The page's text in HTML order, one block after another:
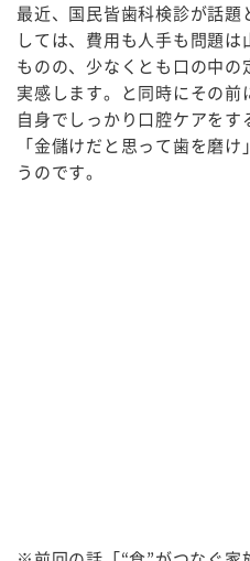
最近、国民皆歯科検診が話
しては、費用も人手も問題
ものの、少なくとも口の中
実感します。と同時にその
自身でしっかり口腔ケアをす
「金儲けだと思って歯を磨
うのです。